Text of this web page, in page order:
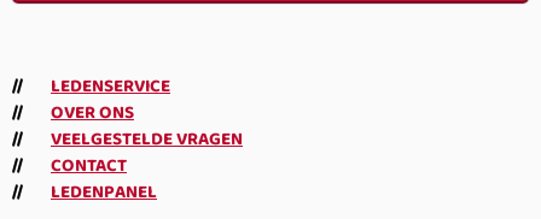
LEDENSERVICE
OVER ONS
VEELGESTELDE VRAGEN
CONTACT
LEDENPANEL